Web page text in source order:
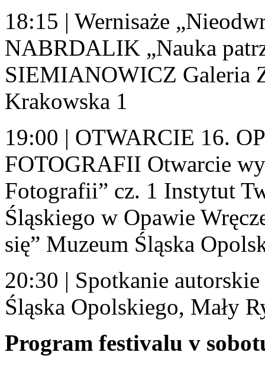
18:15 | Wernisaże
NABRDALIK „Nauka
SIEMIANOWICZ Galeria
Krakowska 1
19:00 | OTWARCIE 16.
FOTOGRAFII Otwarcie
Fotografii” cz. 1 Instytut
Śląskiego w Opawie
się” Muzeum Śląska
20:30 | Spotkanie
Śląska Opolskiego, Mały
Program festivalu v